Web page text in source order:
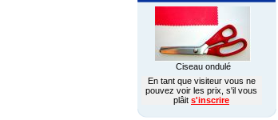
Ciseau ondulé
En tant que visiteur vous ne
pouvez voir les prix, s'il vous
plâit s'inscrire